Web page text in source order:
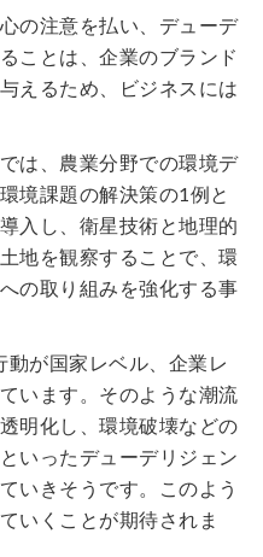
の注意を払い、デューデ
ことは、企業のブランド
えるため、ビジネスには
は、農業分野での環境デ
境課題の解決策の1例と
入し、衛星技術と地理的
地を観察することで、環
の取り組みを強化する事
動が国家レベル、企業レ
います。そのような潮流
明化し、環境破壊などの
いったデューデリジェン
いきそうです。このよう
いくことが期待されま